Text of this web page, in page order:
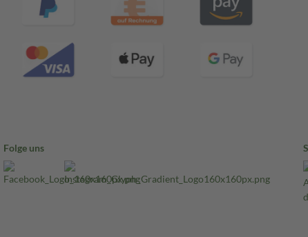
Folge uns